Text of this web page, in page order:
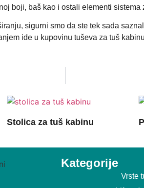
boji, baš kao i ostali elementi sistema
sigurni smo da ste tek sada
ide u kupovinu tuševa za tuš
Stolica za tuš kabinu
Kategorije
Vrste